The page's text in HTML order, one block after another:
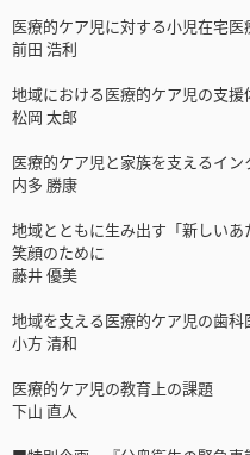
医療的ケア児に対する小児在宅
前田 浩利
地域における医療的ケア児の支
松岡 太郎
医療的ケア児と家族を支えるイ
内多 勝康
地域とともに生み出す「新しい
笑顔のために
藤井 優美
地域を支える医療的ケア児の歯科
小方 清和
医療的ケア児の教育上の課題
下山 直人